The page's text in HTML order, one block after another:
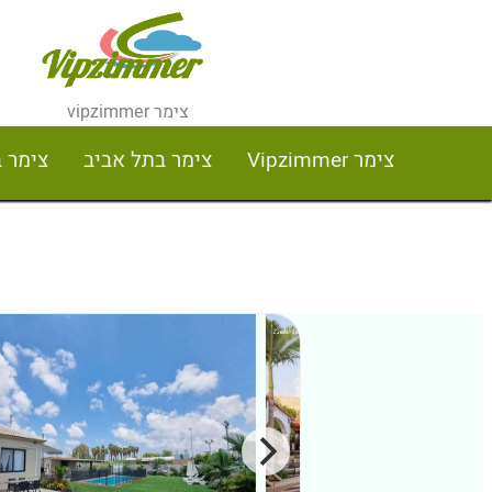
צימר vipzimmer
צימר Vipzimmer צימר בתל אביב צימר